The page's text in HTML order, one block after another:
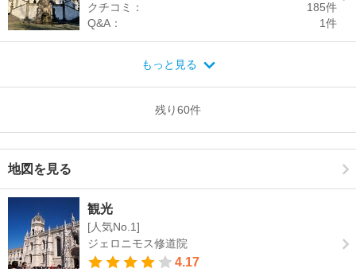
クチコミ：
185件
Q&A：
1件
もっと見る
残り60件
地図を見る
観光
[人気No.1]
ジェロニモス修道院
4.17